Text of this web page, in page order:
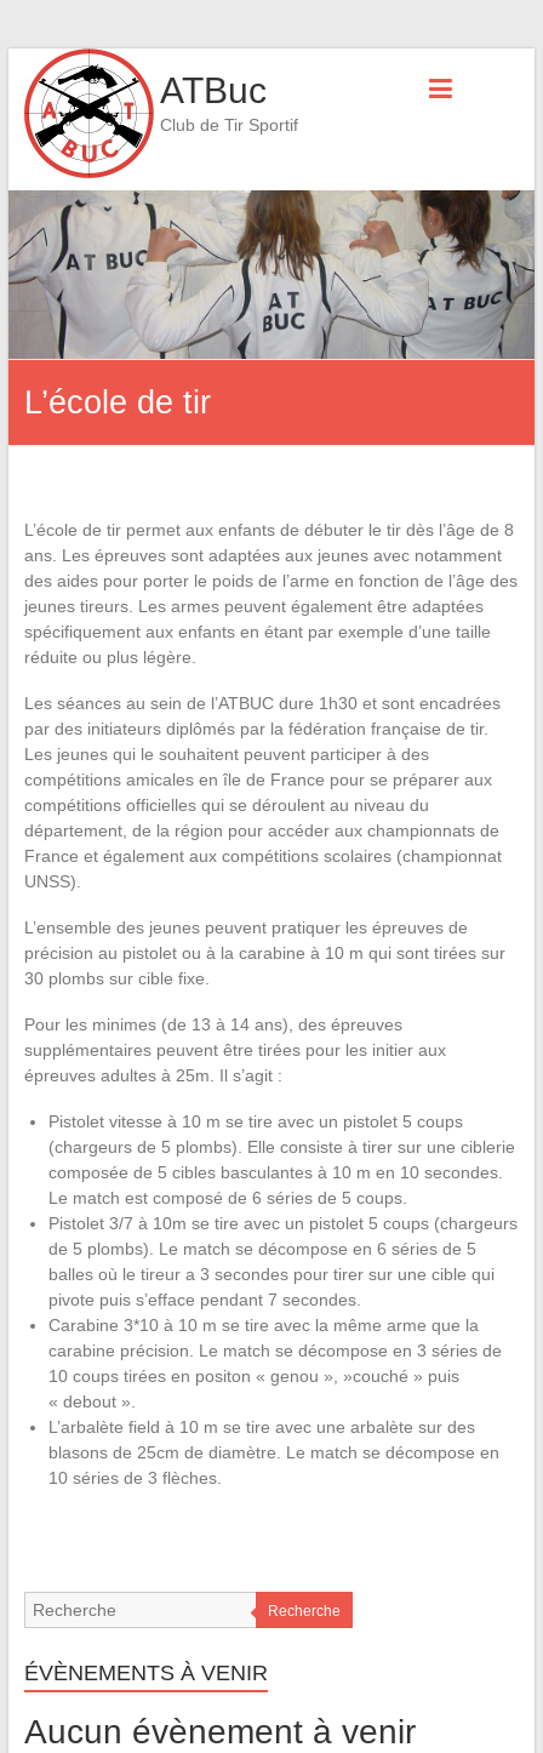
content
ATBuc
Club de Tir Sportif
L’école de tir
L’école de tir permet aux enfants de débuter le tir dès l’âge de 8
ans. Les épreuves sont adaptées aux jeunes avec notamment
des aides pour porter le poids de l’arme en fonction de l’âge des
jeunes tireurs. Les armes peuvent également être adaptées
spécifiquement aux enfants en étant par exemple d’une taille
réduite ou plus légère.
Les séances au sein de l’ATBUC dure 1h30 et sont encadrées
par des initiateurs diplômés par la fédération française de tir.
Les jeunes qui le souhaitent peuvent participer à des
compétitions amicales en île de France pour se préparer aux
compétitions officielles qui se déroulent au niveau du
département, de la région pour accéder aux championnats de
France et également aux compétitions scolaires (championnat
UNSS).
L’ensemble des jeunes peuvent pratiquer les épreuves de
précision au pistolet ou à la carabine à 10 m qui sont tirées sur
30 plombs sur cible fixe.
Pour les minimes (de 13 à 14 ans), des épreuves
supplémentaires peuvent être tirées pour les initier aux
épreuves adultes à 25m. Il s’agit :
Pistolet vitesse à 10 m se tire avec un pistolet 5 coups
(chargeurs de 5 plombs). Elle consiste à tirer sur une ciblerie
composée de 5 cibles basculantes à 10 m en 10 secondes.
Le match est composé de 6 séries de 5 coups.
Pistolet 3/7 à 10m se tire avec un pistolet 5 coups (chargeurs
de 5 plombs). Le match se décompose en 6 séries de 5
balles où le tireur a 3 secondes pour tirer sur une cible qui
pivote puis s’efface pendant 7 secondes.
Carabine 3*10 à 10 m se tire avec la même arme que la
carabine précision. Le match se décompose en 3 séries de
10 coups tirées en positon « genou », »couché » puis
« debout ».
L’arbalète field à 10 m se tire avec une arbalète sur des
blasons de 25cm de diamètre. Le match se décompose en
10 séries de 3 flèches.
Recherche
ÉVÈNEMENTS À VENIR
Aucun évènement à venir